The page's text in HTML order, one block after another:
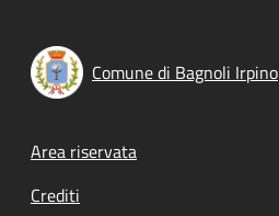
Comune di Bagnoli Irpino
Footer menu
Area riservata
Crediti